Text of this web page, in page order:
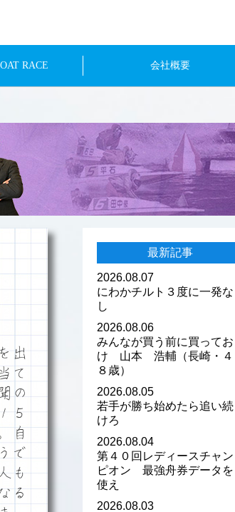
RACE 会社概要
出
て
の
５
自
で
も
る
最新記事
2026.08.07
にわかチルト３度に一発な
し
2026.08.06
みんなが買う前に買ってお
け 山本 浩輔（長崎・４
８歳）
2026.08.05
若手が勝ち始めたら追い続
けろ
2026.08.04
第４０回レディースチャン
ピオン 最強舟券データを
使え
2026.08.03